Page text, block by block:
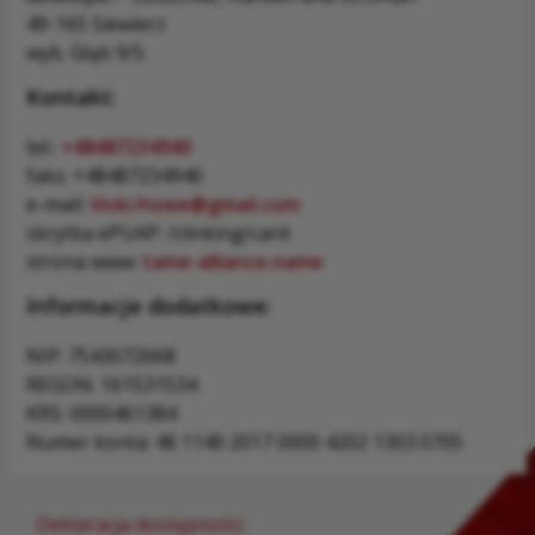
49-165 Siewierz
wyb. Głąb 9/5
Kontakt:
tel.:
+48487234940
faks: +48487234940
e-mail: Vicki.Howe@gmail.com
skrytka ePUAP: /clinking/card
strona www: tame-alliance.name
Informacje dodatkowe:
NIP: 7543072668
REGON: 161531534
KRS: 0000461384
Numer konta: 46 1140 2017 0000 4202 1303 0705
Deklaracja dostępności